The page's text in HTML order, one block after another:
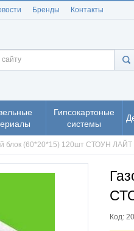
Бренды Контакты
Гипсокартоные
системы
блок (60*20*15) 120шт СТОУН ЛАЙТ
Код: